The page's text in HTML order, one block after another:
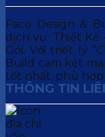
Faco Design &
dịch vụ: Thiết Kế
Gói. Với triết lý
Build cam kết
tốt nhất, phù hợp
THÔNG TIN